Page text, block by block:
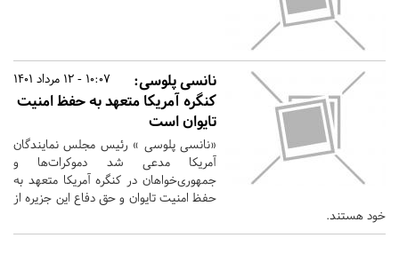
10:07 - 12 مرداد 1401
نانسی پلوسی:
کنگره آمریکا متعهد به حفظ امنیت
تایوان است
«نانسی پلوسی » رئیس مجلس نمایندگان
آمریکا مدعی شد دموکرات‌ها و
جمهوری‌خواهان در کنگره آمریکا متعهد به
حفظ امنیت تایوان و حق دفاع این جزیره از
خود هستند.